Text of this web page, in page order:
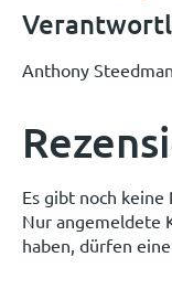
Anthony Steedman
Es gibt noch keine
Nur angemeldete
haben, dürfen